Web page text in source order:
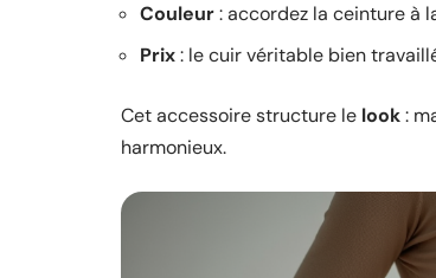
Couleur: accordez la ceinture à
Prix: le cuir véritable bien
Cet accessoire structure le look:
harmonieux.